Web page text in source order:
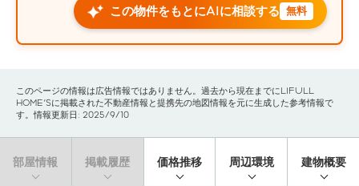
この物件をもとにAIに相談する 無料
このページの情報は広告情報ではありません。過去から現在までにLIFULL
HOME'Sに掲載された不動産情報と提携先の地図情報を元に生成した参考情報で
す。情報更新日: 2025/9/10
部屋情報 掲載履歴 価格推移 周辺環境 建物概要